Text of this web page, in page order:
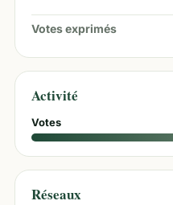
Votes exprimés
Activité
Votes
Réseaux